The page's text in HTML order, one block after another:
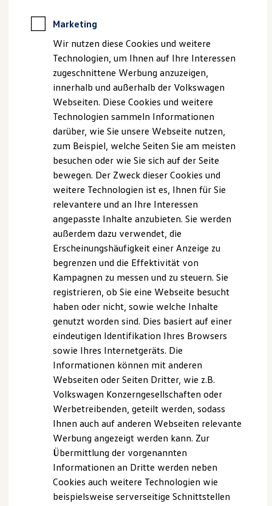
Elektromobilität
Elektroautos
Elektrofahrzeugkonzepte
ID. EVERY1
Reichweite
Reichweite der ID. Modelle
Reichweite im Winter
Rekuperation
Laden
Laden unterwegs
Laden Zuhause
Ladestationen finden
Ladezeitensimulator
Sicherheit
Garantie und Lebensdauer
Nachhaltigkeit
Kosten und Kauf
Verbrauchskosten
Kaufoptionen
E-Auto-Förderung
Software und Konnektivität
Die ID. Software 6
ID. Software Versionen und Updates
Digitale Extras
Schnittstellen zu Ihrem ID.
Hybridautos
Marke und Erlebnis
Volkswagen R und R Experience
R-Modelle
R Experience
Driving Experience
Werkbesichtigung
Factory visit
Lifestyle Shop
Golf Kollektion
ID. Kollektion
Volkswagen Kollektion
GTI Kollektion
Fußball Drop
werden Sie unterwegs gut informiert, zielsicher
navigiert und bestens unterhalten.
Infotainmentsystem
Infotainmentsystembietet Ihnen mit Lautsprechern
vorne und hinten ein verbessertes Klangerlebnis und lässt
sich um nützliche Funktionen wie z. B.Navigation
erweitern.
Verbinden Sie Ihr Handy kabellos viaBluetooth, streamen
Sie Ihre Lieblings-Podcasts und -Playlists aus dem Internet
und genießen Sie digitalen DAB+ Empfang.
USB-C-Schnittstellenmit bis zu 45 W
Ladeleistung können Sie sogar Ihren Laptop aufladen.
Ausgewählte Handy-Apps können Sie ganz einfach über
App‑Connect
1 mit dem 32,7 cm (12,9 Zoll)großen
Touchscreen bedienen.
Infotainment-Paket „Discover“
Mit dem optionalenInfotainment-Paket „Discover“
können Sie einsteigen und direkt die Navigation nutzen –
ohne Umwege. Lautsprecher vorne und hinten bieten Ihnen
ein verbessertes Klangerlebnis.
Verbinden Sie Ihr Handy kabellos viaBluetooth, streamen
Sie Ihre Lieblings-Podcasts und -Playlists aus dem Internet
und genießen Sie digitalenDAB+ Empfang.
USB-C-Schnittstellenmit bis zu 45 W
Ladeleistung können Sie sogar Ihren Laptop aufladen.
Über den 32,7 cm (12,9 Zoll)großen Touchscreen
Sie ausgewählte Handy-Apps ganz einfach über
App‑Connect 1 bedienen und die digitalen Dienste von
2
Marketing
Wir nutzen diese Cookies und weitere
Technologien, um Ihnen auf Ihre Interessen
zugeschnittene Werbung anzuzeigen,
innerhalb und außerhalb der Volkswagen
Webseiten. Diese Cookies und weitere
Technologien sammeln Informationen
darüber, wie Sie unsere Webseite nutzen,
zum Beispiel, welche Seiten Sie am meisten
besuchen oder wie Sie sich auf der Seite
bewegen. Der Zweck dieser Cookies und
weitere Technologien ist es, Ihnen für Sie
relevantere und an Ihre Interessen
angepasste Inhalte anzubieten. Sie werden
außerdem dazu verwendet, die
Erscheinungshäufigkeit einer Anzeige zu
begrenzen und die Effektivität von
Kampagnen zu messen und zu steuern. Sie
registrieren, ob Sie eine Webseite besucht
haben oder nicht, sowie welche Inhalte
genutzt worden sind. Dies basiert auf einer
eindeutigen Identifikation Ihres Browsers
sowie Ihres Internetgeräts. Die
Informationen können mit anderen
Webseiten oder Seiten Dritter, wie z.B.
Volkswagen Konzerngesellschaften oder
Werbetreibenden, geteilt werden, sodass
Ihnen auch auf anderen Webseiten relevante
Werbung angezeigt werden kann. Zur
Übermittlung der vorgenannten
Informationen an Dritte werden neben
Cookies auch weitere Technologien wie
beispielsweise serverseitige Schnittstellen